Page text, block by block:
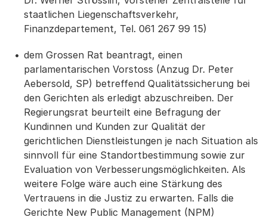
staatlichen Liegenschaftsverkehr,
Finanzdepartement, Tel. 061 267 99 15)
dem Grossen Rat beantragt, einen
parlamentarischen Vorstoss (Anzug Dr. Peter
Aebersold, SP) betreffend Qualitätssicherung bei
den Gerichten als erledigt abzuschreiben. Der
Regierungsrat beurteilt eine Befragung der
Kundinnen und Kunden zur Qualität der
gerichtlichen Dienstleistungen je nach Situation als
sinnvoll für eine Standortbestimmung sowie zur
Evaluation von Verbesserungsmöglichkeiten. Als
weitere Folge wäre auch eine Stärkung des
Vertrauens in die Justiz zu erwarten. Falls die
Gerichte New Public Management (NPM)